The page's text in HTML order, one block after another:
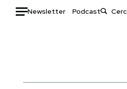
Newsletter Podcast
Italia